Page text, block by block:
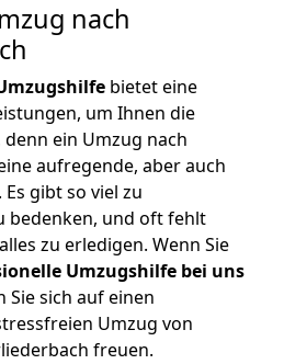
nach
bietet eine
um Ihnen die
ein Umzug nach
aufregende, aber auch
gibt so viel zu
bedenken, und oft fehlt
zu erledigen. Wenn Sie
Umzugshilfe bei uns
Sie sich auf einen
Umzug von
freuen.